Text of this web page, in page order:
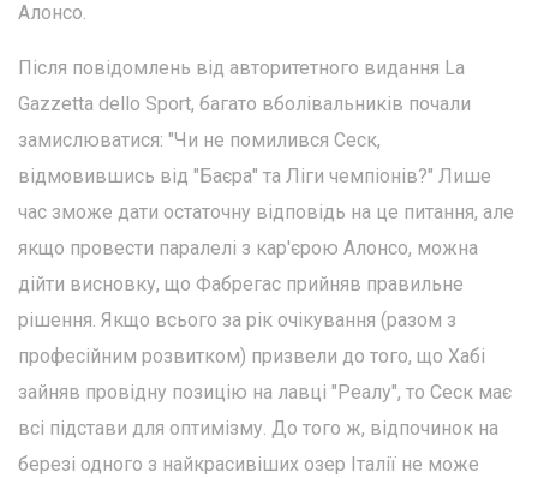
Алонсо.
Після повідомлень від авторитетного видання La
Gazzetta dello Sport, багато вболівальників почали
замислюватися: "Чи не помилився Сеск,
відмовившись від "Баєра" та Ліги чемпіонів?" Лише
час зможе дати остаточну відповідь на це питання, але
якщо провести паралелі з кар'єрою Алонсо, можна
дійти висновку, що Фабрегас прийняв правильне
рішення. Якщо всього за рік очікування (разом з
професійним розвитком) призвели до того, що Хабі
зайняв провідну позицію на лавці "Реалу", то Сеск має
всі підстави для оптимізму. До того ж, відпочинок на
березі одного з найкрасивіших озер Італії не може